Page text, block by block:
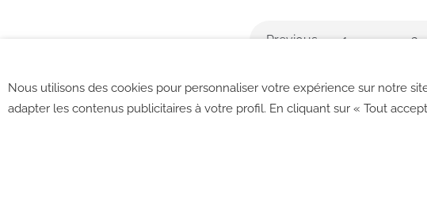
Previous 1 … 3
©2026 -
Nous utilisons des cookies pour personnaliser votre expérience sur notre
adapter les contenus publicitaires à votre profil. En cliquant sur « Tout